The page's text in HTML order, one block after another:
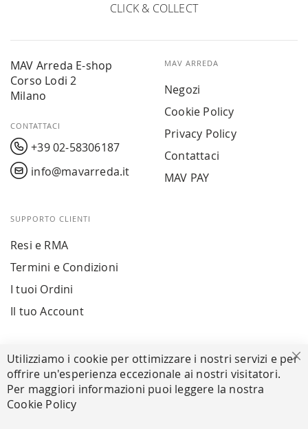
CLICK & COLLECT
MAV Arreda E-shop
Corso Lodi 2
Milano
CONTATTACI
+39 02-58306187
info@mavarreda.it
MAV ARREDA
Negozi
Cookie Policy
Privacy Policy
Contattaci
MAV PAY
SUPPORTO CLIENTI
Resi e RMA
Termini e Condizioni
I tuoi Ordini
Il tuo Account
Utilizziamo i cookie per ottimizzare i nostri servizi e per
offrire un'esperienza eccezionale ai nostri visitatori.
Per maggiori informazioni puoi leggere la nostra
Cookie Policy